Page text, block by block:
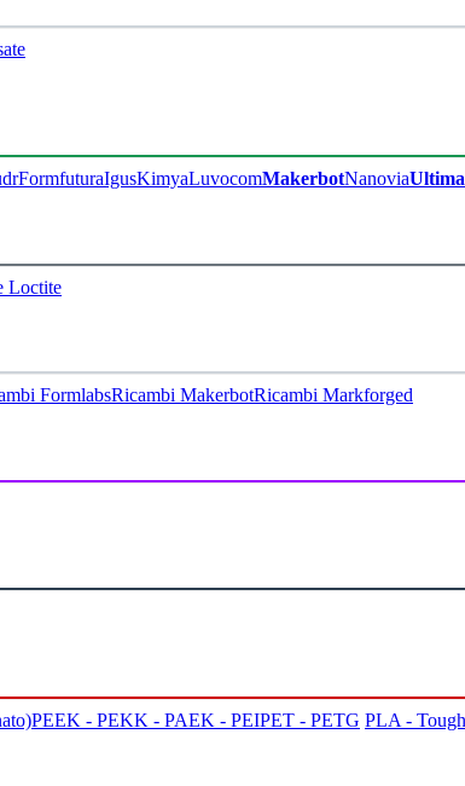
FormfuturaIgusKimyaLuvocomMakerbotNanovia
Loctite
FormlabsRicambi MakerbotRicambi Markforged
PEEK - PEKK - PAEK - PEIPET - PETG PLA -